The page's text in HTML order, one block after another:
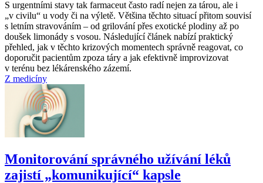
S urgentními stavy tak farmaceut často radí nejen za tárou, ale i
„v civilu“ u vody či na výletě. Většina těchto situací přitom souvisí
s letním stravováním –⁠ od grilování přes exotické plodiny až po
doušek limonády s vosou. Následující článek nabízí praktický
přehled, jak v těchto krizových momentech správně reagovat, co
doporučit pacientům zpoza táry a jak efektivně improvizovat
v terénu bez lékárenského zázemí.
Z medicíny
Monitorování správného užívání léků
zajistí „komunikující“ kapsle